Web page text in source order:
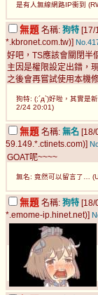
是有人無線網路IP衝到
無題 名稱: 狗特
*.kbronet.com.tw)]
好吧，TS應該會關閉半
主因是權限設定出錯，
之後會再嘗試使用本機
狗特: (;´д`)好啦，其實是
2/24 20:01)
無題 名稱: 無名
59.149.*.ctinets.com)]
GOAT呢~~~~
無名: 竟然可以留言了…
無題 名稱: 狗特 [18/
*.emome-ip.hinet.net)]